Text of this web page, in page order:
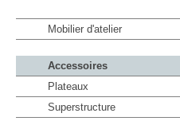
Mobilier d'atelier
Accessoires
Plateaux
Superstructure